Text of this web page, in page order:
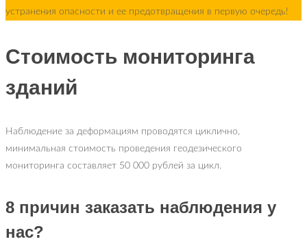
устранения опасности и ее предотвращения в первую очередь!
Стоимость мониторинга
зданий
Наблюдение за деформациям проводятся циклично,
минимальная стоимость проведения геодезического
мониторинга составляет 50 000 рублей за цикл.
8 причин заказать наблюдения у
нас?